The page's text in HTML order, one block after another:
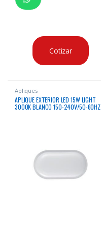
Cotizar
Apliques
APLIQUE EXTERIOR LED 15W LIGHT
3000K BLANCO 150-240V/50-60HZ